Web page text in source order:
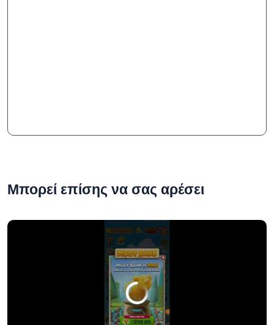
Μπορεί επίσης να σας αρέσει